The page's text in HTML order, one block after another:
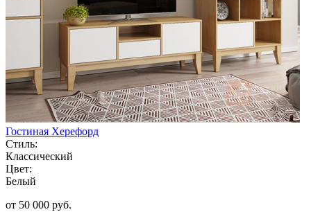
Гостиная Херефорд
Стиль:
Классический
Цвет:
Белый
от 50 000 руб.